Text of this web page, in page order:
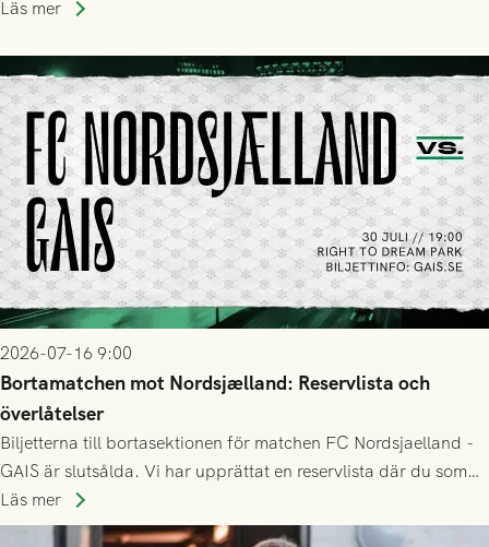
Läs mer
2026-07-16 9:00
Bortamatchen mot Nordsjælland: Reservlista och
överlåtelser
Biljetterna till bortasektionen för matchen FC Nordsjaelland -
GAIS är slutsålda. Vi har upprättat en reservlista där du som
ännu inte har någon biljett kan anmäla ditt intresse. Du kan
inte själv överlåta din biljett till någon annan.
Läs mer